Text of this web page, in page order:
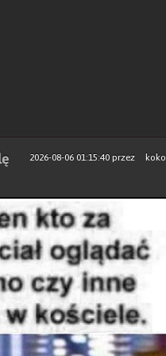
2026-08-06 01:15:40przez koko